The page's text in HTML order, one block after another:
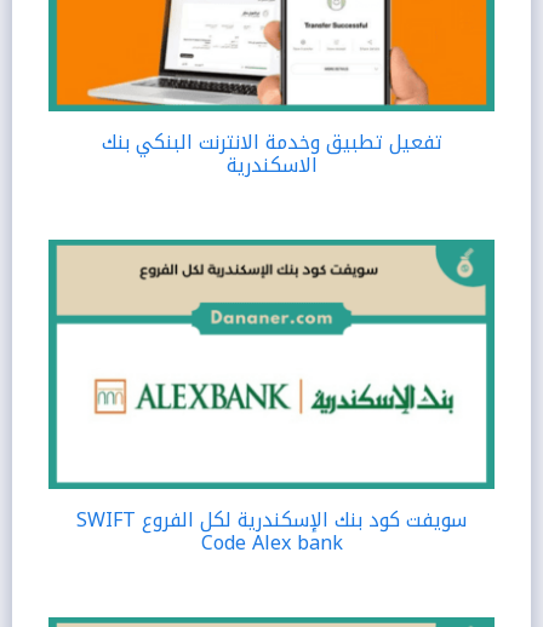
تفعيل تطبيق وخدمة الانترنت البنكي بنك
الاسكندرية
سويفت كود بنك الإسكندرية لكل الفروع SWIFT
Code Alex bank